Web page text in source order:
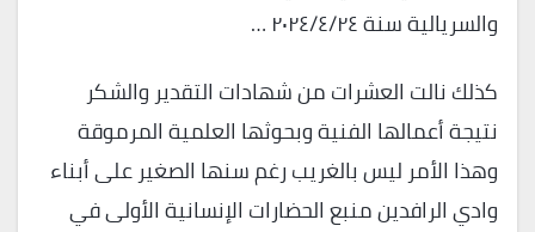
والسريالية سنة ٢٠٢٤/٤/٢٤ …
كذلك نالت العشرات من شهادات التقدير والشكر
نتيجة أعمالها الفنية وبحوثها العلمية المرموقة
وهذا الأمر ليس بالغريب رغم سنها الصغير على أبناء
وادي الرافدين منبع الحضارات الإنسانية الأولى في